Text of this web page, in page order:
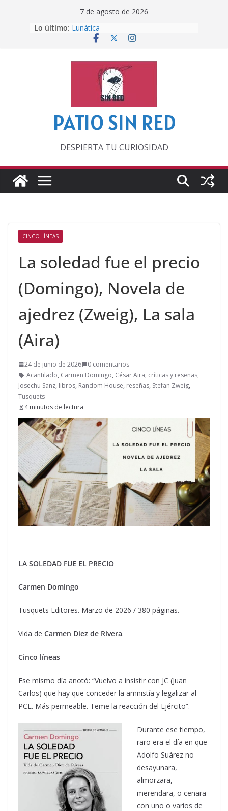
7 de agosto de 2026
Lo último: Lunática
Pero, hasta entonces…
‘La broma infinita’ de recomendar
lecturas veraniegas
Otra del Mundial
PATIO SIN RED
DESPIERTA TU CURIOSIDAD
CINCO LÍNEAS
La soledad fue el precio
(Domingo), Novela de
ajedrez (Zweig), La sala
(Aira)
24 de junio de 2026
0 comentarios
Acantilado, Carmen Domingo, César Aira, críticas y reseñas,
Josechu Sanz, libros, Random House, reseñas, Stefan Zweig,
Tusquets
4 minutos de lectura
LA SOLEDAD FUE EL PRECIO
Carmen Domingo
Tusquets Editores. Marzo de 2026 / 380 páginas.
Vida de Carmen Díez de Rivera.
Cinco líneas
Ese mismo día anotó: “Vuelvo a insistir con JC (Juan
Carlos) que hay que conceder la amnistía y legalizar al
PCE. Más permeable. Teme la reacción del Ejército”.
Durante ese tiempo,
raro era el día en que
Adolfo Suárez no
desayunara,
almorzara,
merendara, o cenara
con uno o varios de